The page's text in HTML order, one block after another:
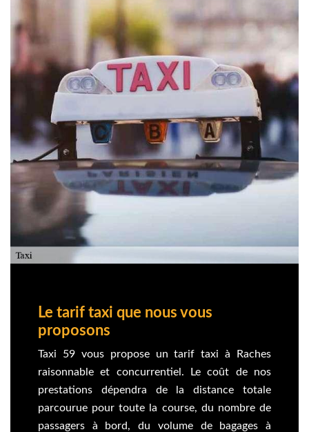
Le tarif taxi que nous vous
proposons
Taxi 59 vous propose un tarif taxi à Raches
raisonnable et concurrentiel. Le coût de nos
prestations dépendra de la distance totale
parcourue pour toute la course, du nombre de
passagers à bord, du volume de bagages à